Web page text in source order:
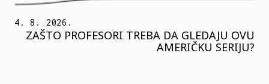
4. 8. 2026.
ZAŠTO PROFESORI TREBA DA GLEDAJU OVU
AMERIČKU SERIJU?